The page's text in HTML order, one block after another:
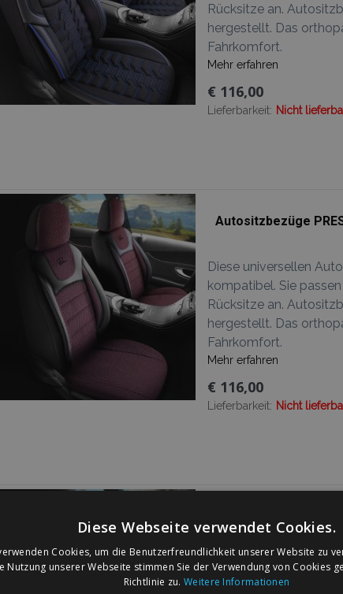
Rücksitze an.
hergestellt. Das
Fahrkomfort.
Mehr erfahren
€ 116,00
Lieferbarkeit: Nicht
Autositzbezüge
Diese universellen
kompatibel. Sie
Rücksitze an.
hergestellt. Das
Fahrkomfort.
Mehr erfahren
€ 116,00
Lieferbarkeit: Nicht
Diese universellen
kompatibel. Sie
Diese Webseite verwendet Cookies.
Cookies, um die Benutzerfreundlichkeit unserer Website zu
Nutzung unserer Webseite stimmen Sie der Verwendung von Cookies
Richtlinie zu.Weitere Informationen